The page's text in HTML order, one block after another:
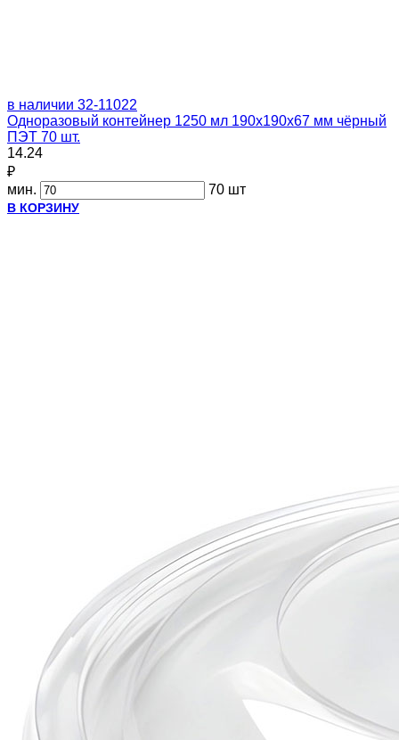
в наличии 32-11022
Одноразовый контейнер 1250 мл 190х190х67 мм чёрный
ПЭТ 70 шт.
14.24
₽
мин.
70 шт
В КОРЗИНУ